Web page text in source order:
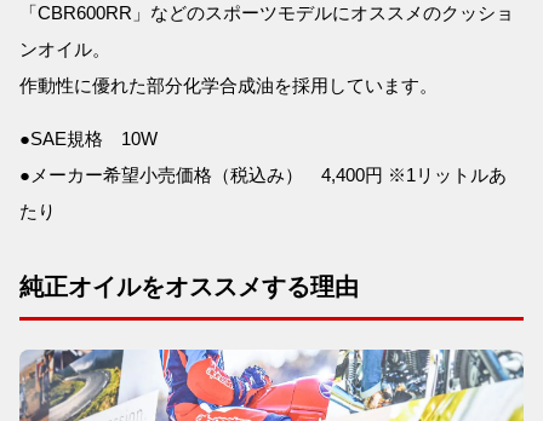
「CBR600RR」などのスポーツモデルにオススメのクッショ
ンオイル。
作動性に優れた部分化学合成油を採用しています。
●SAE規格 10W
●メーカー希望小売価格（税込み） 4,400円 ※1リットルあ
たり
純正オイルをオススメする理由